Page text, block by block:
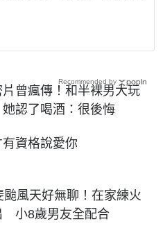
曾瘋傳！和半裸男大玩
認了喝酒：很後悔
資格說愛你
颱風天好無聊！在家練火
小8歲男友全配合
Recommended by